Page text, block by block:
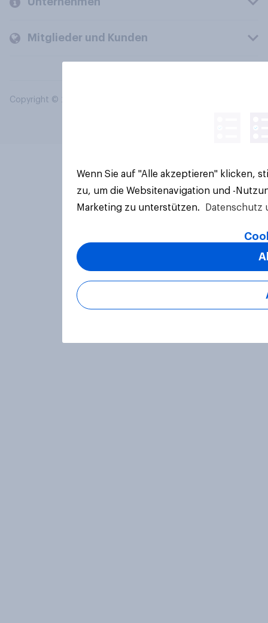
Mitglieder und Kunden
Copyright © 2026 YouGov PLC. Alle Rechte vorbehalten.
Wenn Sie auf "Alle akzeptieren" klicken,
zu, um die Websitenavigation und -
Marketing zu unterstützen.
Datenschutz